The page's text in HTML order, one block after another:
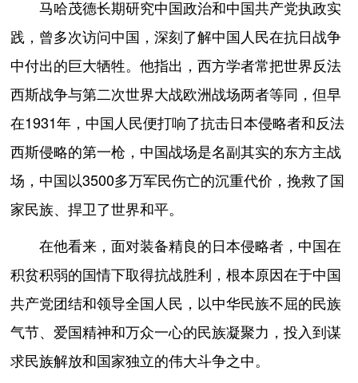
马哈茂德长期研究中国政治和中国共产党执政实
践，曾多次访问中国，深刻了解中国人民在抗日战争
中付出的巨大牺牲。他指出，西方学者常把世界反法
西斯战争与第二次世界大战欧洲战场两者等同，但早
在1931年，中国人民便打响了抗击日本侵略者和反法
西斯侵略的第一枪，中国战场是名副其实的东方主战
场，中国以3500多万军民伤亡的沉重代价，挽救了国
家民族、捍卫了世界和平。
在他看来，面对装备精良的日本侵略者，中国在
积贫积弱的国情下取得抗战胜利，根本原因在于中国
共产党团结和领导全国人民，以中华民族不屈的民族
气节、爱国精神和万众一心的民族凝聚力，投入到谋
求民族解放和国家独立的伟大斗争之中。